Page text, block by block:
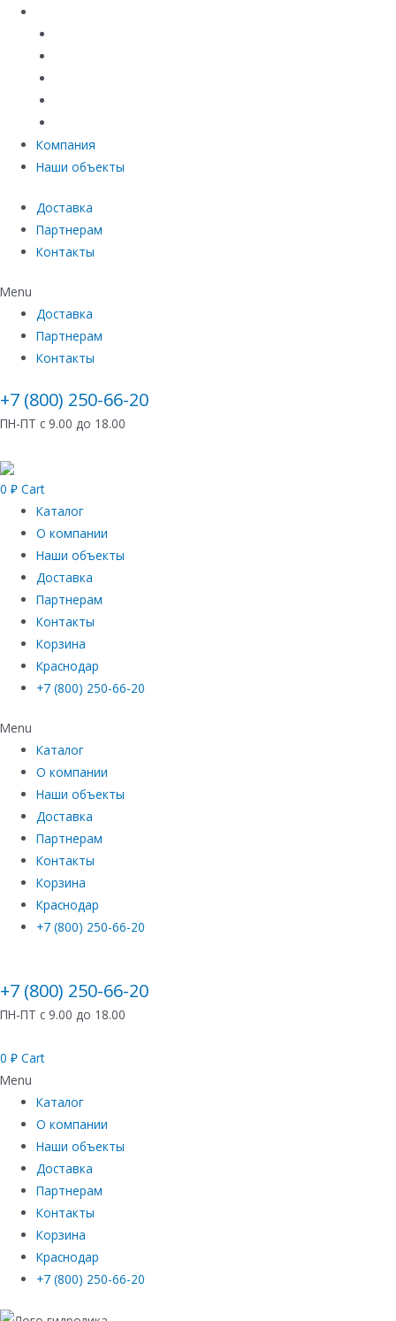
Компания
Наши объекты
Доставка
Партнерам
Контакты
Menu
Доставка
Партнерам
Контакты
+7 (800) 250-66-20
ПН-ПТ с 9.00 до 18.00
0 ₽ Cart
Каталог
О компании
Наши объекты
Доставка
Партнерам
Контакты
Корзина
Краснодар
+7 (800) 250-66-20
Menu
Каталог
О компании
Наши объекты
Доставка
Партнерам
Контакты
Корзина
Краснодар
+7 (800) 250-66-20
+7 (800) 250-66-20
ПН-ПТ с 9.00 до 18.00
0 ₽ Cart
Menu
Каталог
О компании
Наши объекты
Доставка
Партнерам
Контакты
Корзина
Краснодар
+7 (800) 250-66-20